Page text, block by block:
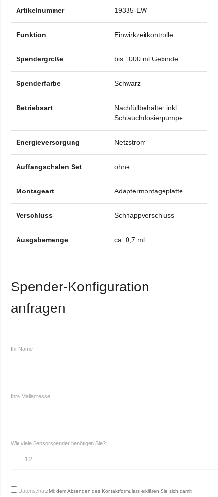
Artikelnummer 19335-EW
Funktion Einwirkzeitkontrolle
Spendergröße bis 1000 ml Gebinde
Spenderfarbe Schwarz
Betriebsart
Nachfüllbehälter inkl.
Schlauchdosierpumpe
Energieversorgung Netzstrom
Auffangschalen Set ohne
Montageart Adaptermontageplatte
Verschluss Schnappverschluss
Ausgabemenge ca. 0,7 ml
Spender-Konfiguration
anfragen
Ihr Name
Ihre Mailadresse
Wie viele Sensorspender benötigen Sie?
DatenschutzMit dem Absenden des Kontaktformulars erklären Sie sich damit